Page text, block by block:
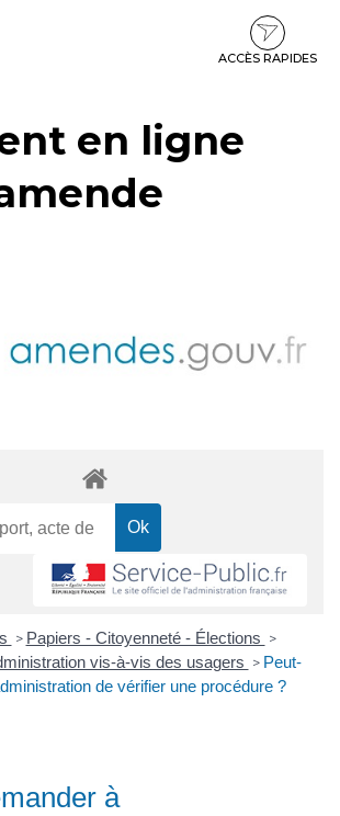
ACCÈS RAPIDES
en ligne
> Papiers - Citoyenneté - Élections >
vis-à-vis des usagers > Peut-
de vérifier une procédure ?
à